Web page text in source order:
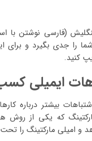
(فارسی نوشتن با
را جدی بگیرد و برای
کنید.
ایمیلی
بیشتر درباره
مارکتینگ که یکی از
و امیلی مارکتینگ را تحت